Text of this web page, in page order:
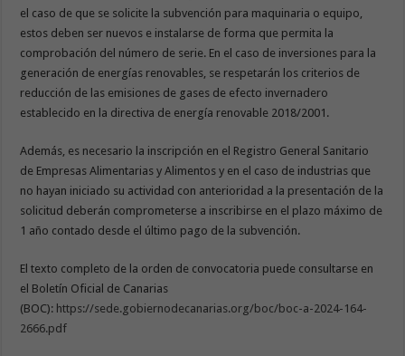
el caso de que se solicite la subvención para maquinaria o equipo,
estos deben ser nuevos e instalarse de forma que permita la
comprobación del número de serie. En el caso de inversiones para la
generación de energías renovables, se respetarán los criterios de
reducción de las emisiones de gases de efecto invernadero
establecido en la directiva de energía renovable 2018/2001.
Además, es necesario la inscripción en el Registro General Sanitario
de Empresas Alimentarias y Alimentos y en el caso de industrias que
no hayan iniciado su actividad con anterioridad a la presentación de la
solicitud deberán comprometerse a inscribirse en el plazo máximo de
1 año contado desde el último pago de la subvención.
El texto completo de la orden de convocatoria puede consultarse en
el Boletín Oficial de Canarias
(BOC): https://sede.gobiernodecanarias.org/boc/boc-a-2024-164-
2666.pdf